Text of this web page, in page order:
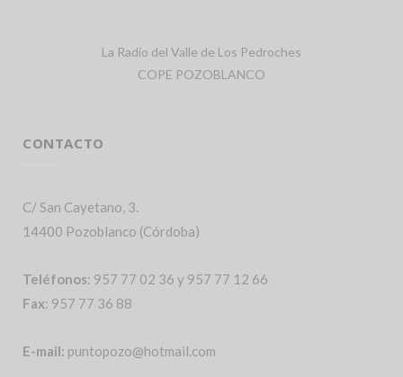
La Radio del Valle de Los Pedroches
COPE POZOBLANCO
CONTACTO
C/ San Cayetano, 3.
14400 Pozoblanco (Córdoba)
Teléfonos: 957 77 02 36 y 957 77 12 66
Fax: 957 77 36 88
E-mail: puntopozo@hotmail.com